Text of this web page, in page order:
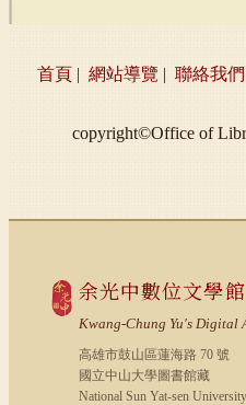
首頁 | 網站導覽 | 聯絡我們
copyright©Office of
余光中數位文學館
Kwang-Chung Yu's Digital
高雄市鼓山區蓮海路 70 號
國立中山大學圖書館藏
National Sun Yat-sen